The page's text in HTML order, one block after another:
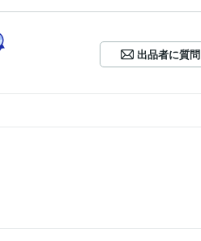
出品者に質問